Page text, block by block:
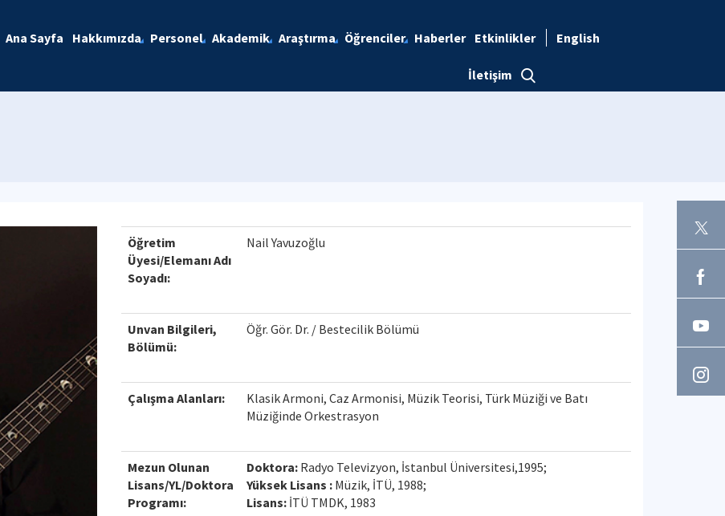
Ana Sayfa Hakkımızda Personel Akademik Araştırma Öğrenciler Haberler Etkinlikler
İletişim
English
Öğretim
Üyesi/Elemanı Adı
Soyadı:
Nail Yavuzoğlu
Unvan Bilgileri,
Bölümü:
Öğr. Gör. Dr. / Bestecilik Bölümü
Çalışma Alanları:
Klasik Armoni, Caz Armonisi, Müzik Teorisi, Türk Müziği ve Batı
Müziğinde Orkestrasyon
Mezun Olunan
Lisans/YL/Doktora
Programı:
Doktora: Radyo Televizyon, İstanbul Üniversitesi,1995;
Yüksek Lisans : Müzik, İTÜ, 1988;
Lisans: İTÜ TMDK, 1983